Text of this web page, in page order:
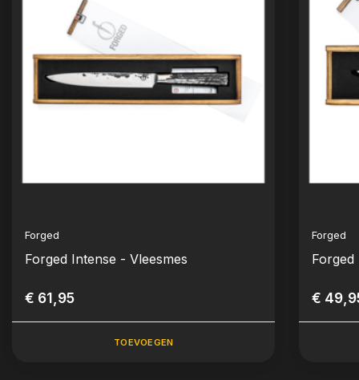
Forged
Forged Intense - Vleesmes
€ 61,95
TOEVOEGEN
Forged
€